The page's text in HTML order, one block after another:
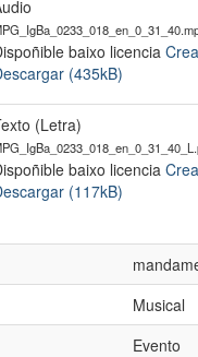
baixo licencia
(435kB)
(Letra)
baixo licencia
(117kB)
Musical
Evento